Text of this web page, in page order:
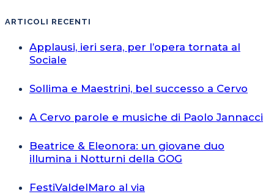
ARTICOLI RECENTI
Applausi, ieri sera, per l’opera tornata al
Sociale
Sollima e Maestrini, bel successo a Cervo
A Cervo parole e musiche di Paolo Jannacci
Beatrice & Eleonora: un giovane duo
illumina i Notturni della GOG
FestiValdelMaro al via